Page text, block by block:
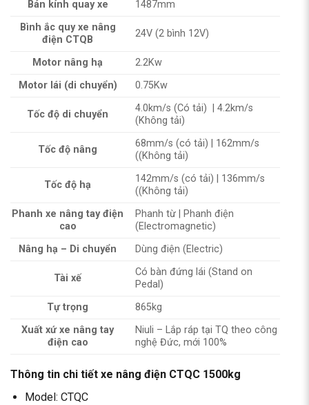
Bán kính quay xe
1487mm
Bình ắc quy xe nâng
điện CTQB
24V (2 bình 12V)
Motor nâng hạ
2.2Kw
Motor lái (di chuyển)
0.75Kw
Tốc độ di chuyển
4.0km/s (Có tải) | 4.2km/s
(Không tải)
Tốc độ nâng
68mm/s (có tải) | 162mm/s
((Không tải)
Tốc độ hạ
142mm/s (có tải) | 136mm/s
((Không tải)
Phanh xe nâng tay điện
cao
Phanh từ | Phanh điện
(Electromagnetic)
Nâng hạ – Di chuyển
Dùng điện (Electric)
Tài xế
Có bàn đứng lái (Stand on
Pedal)
Tự trọng
865kg
Xuất xứ xe nâng tay
điện cao
Niuli – Lắp ráp tại TQ theo công
nghệ Đức, mới 100%
Thông tin chi tiết xe nâng điện CTQC 1500kg
Model: CTQC